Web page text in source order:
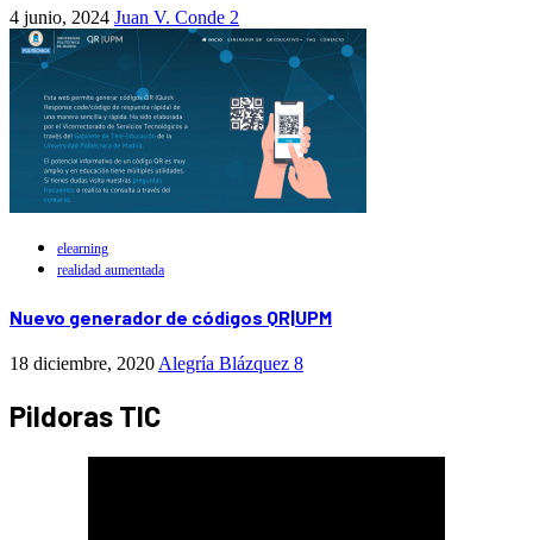
4 junio, 2024 Juan V. Conde 2
elearning
realidad aumentada
Nuevo generador de códigos QR|UPM
18 diciembre, 2020 Alegría Blázquez 8
Pildoras TIC